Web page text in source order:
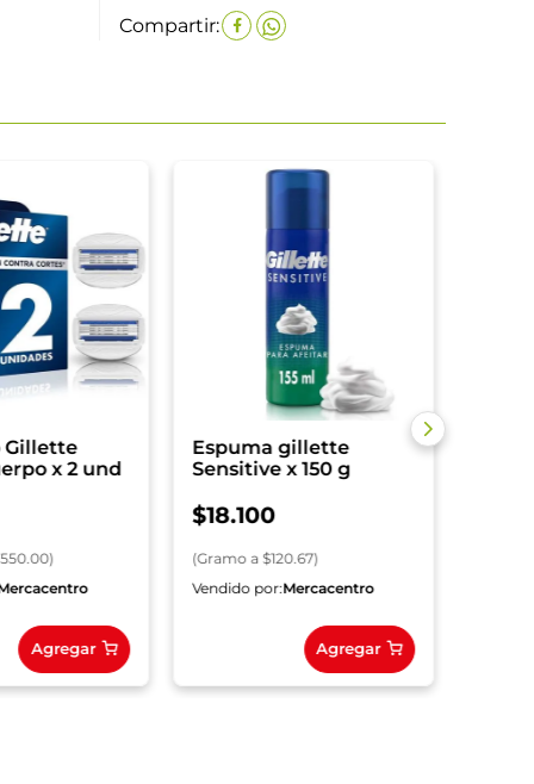
Compartir:
Gillette
x 2 und
)
Agregar
Espuma gillette
Sensitive x 150 g
$18.100
(Gramo a $120.67)
Vendido por:Mercacentro
Agregar